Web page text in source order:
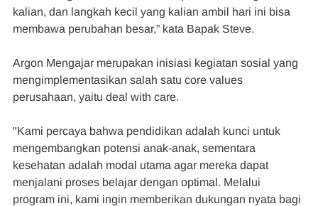
kalian, dan langkah kecil yang kalian ambil hari ini bisa
membawa perubahan besar,” kata Bapak Steve.
Argon Mengajar merupakan inisiasi kegiatan sosial yang
mengimplementasikan salah satu core values
perusahaan, yaitu deal with care.
"Kami percaya bahwa pendidikan adalah kunci untuk
mengembangkan potensi anak-anak, sementara
kesehatan adalah modal utama agar mereka dapat
menjalani proses belajar dengan optimal. Melalui
program ini, kami ingin memberikan dukungan nyata bagi